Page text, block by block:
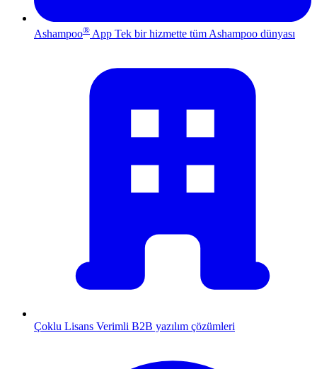
Ashampoo® App Tek bir hizmette tüm Ashampoo dünyası
Çoklu Lisans Verimli B2B yazılım çözümleri